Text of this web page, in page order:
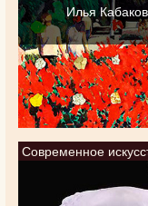
Илья
Современное